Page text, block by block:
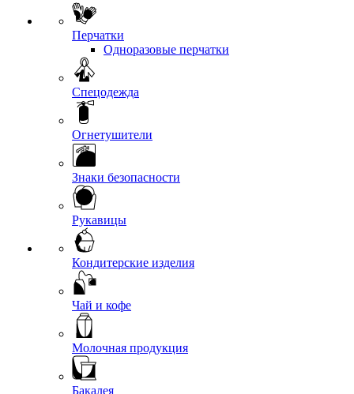
Перчатки
Одноразовые перчатки
Спецодежда
Огнетушители
Знаки безопасности
Рукавицы
Кондитерские изделия
Чай и кофе
Молочная продукция
Бакалея